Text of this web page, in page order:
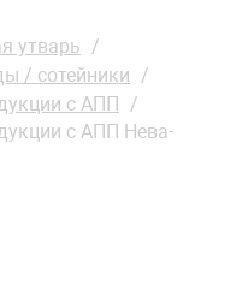
утварь
/ сотейники
с АПП
с АПП Нева-